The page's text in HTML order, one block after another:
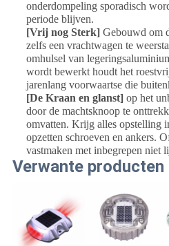
onderdompeling sporadisch
periode blijven.
[Vrij nog Sterk] Gebouwd om
zelfs een vrachtwagen te
omhulsel van
wordt bewerkt houdt het
jarenlang voorwaartse die
[De Kraan en glanst] op het
door de machtsknoop te
omvatten. Krijg alles opstelling
opzetten schroeven en ankers.
vastmaken met inbegrepen niet
Verwante producten